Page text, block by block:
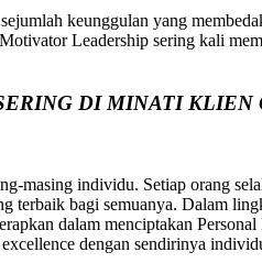
keunggulan yang
Leadership sering kali
DI MINATI KLIEN
masing individu. Setiap orang
terbaik bagi semuanya. Dalam
dalam menciptakan
dengan sendirinya